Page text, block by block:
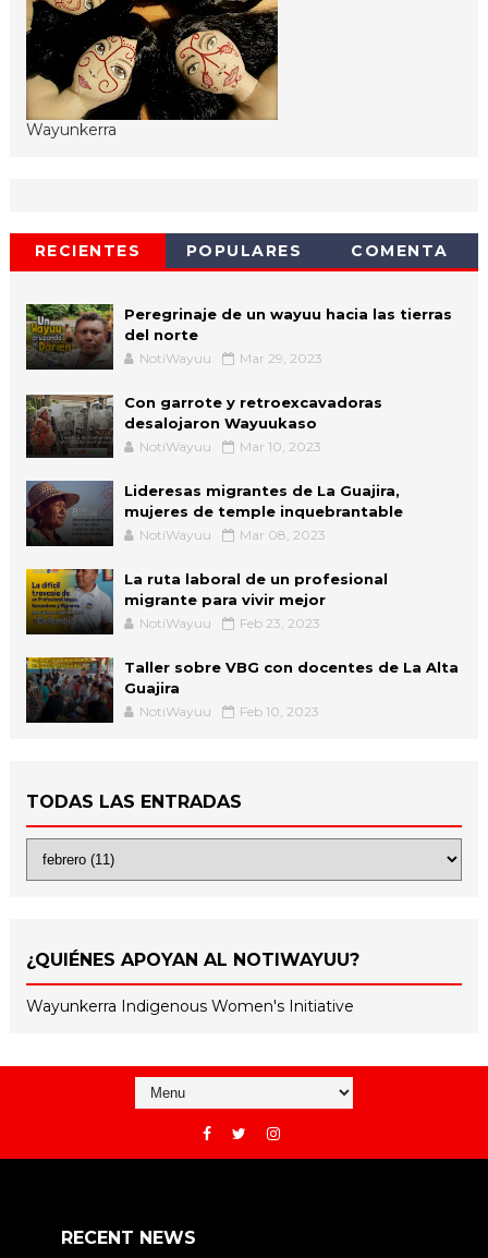
Wayunkerra
RECIENTES POPULARES COMENTA
Peregrinaje de un wayuu hacia las tierras
del norte
NotiWayuu Mar 29, 2023
Con garrote y retroexcavadoras
desalojaron Wayuukaso
NotiWayuu Mar 10, 2023
Lideresas migrantes de La Guajira,
mujeres de temple inquebrantable
NotiWayuu Mar 08, 2023
La ruta laboral de un profesional
migrante para vivir mejor
NotiWayuu Feb 23, 2023
Taller sobre VBG con docentes de La Alta
Guajira
NotiWayuu Feb 10, 2023
TODAS LAS ENTRADAS
¿QUIÉNES APOYAN AL NOTIWAYUU?
Wayunkerra Indigenous Women's Initiative
RECENT NEWS